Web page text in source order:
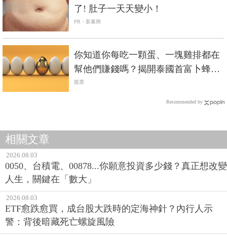
了! 肚子一天天變小！
PR・新素簡
你知道你每吃一顆蛋、一塊雞排都在
幫他們賺錢嗎？揭開泰國首富卜蜂集
團「富過4代」的祕密
股票
Recommended by
相關文章
2026.08.03
0050、台積電、00878...你願意投資多少錢？真正想改變
人生，關鍵在「數大」
2026.08.03
ETF愈跌愈買，成台股大跌時的定海神針？內行人示
警：背後暗藏死亡螺旋風險